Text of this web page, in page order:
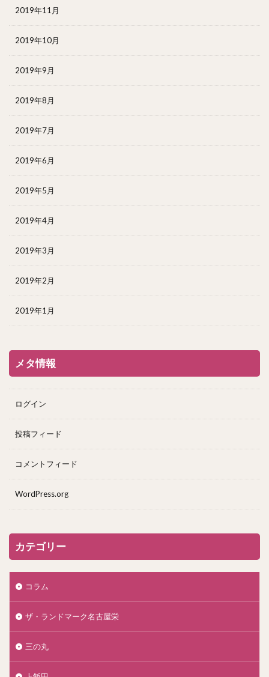
2019年11月
2019年10月
2019年9月
2019年8月
2019年7月
2019年6月
2019年5月
2019年4月
2019年3月
2019年2月
2019年1月
メタ情報
ログイン
投稿フィード
コメントフィード
WordPress.org
カテゴリー
コラム
ザ・ランドマーク名古屋栄
三の丸